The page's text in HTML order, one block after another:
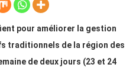
pour améliorer la gestion
traditionnels de la région des
de deux jours (23 et 24